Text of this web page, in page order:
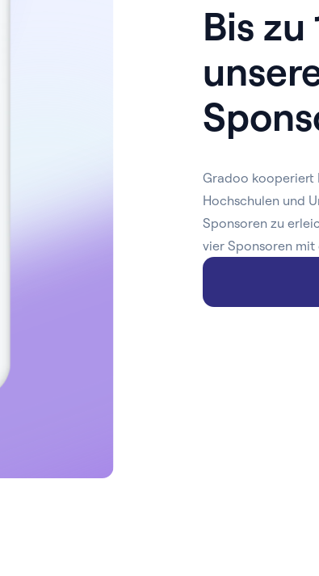
Bis
Gradoo kooperiert
Hochschulen und
Sponsoren zu
vier Sponsoren